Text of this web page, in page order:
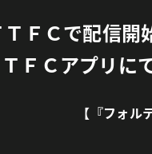
ＦＣで配信開
ＦＣアプリに
【『フォ